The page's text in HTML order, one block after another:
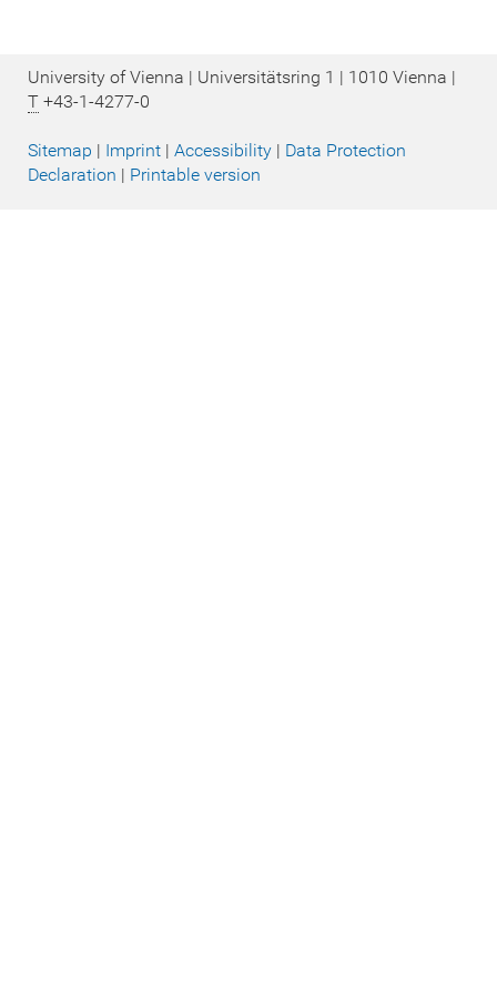
University of Vienna | Universitätsring 1 | 1010 Vienna |
T +43-1-4277-0
Sitemap | Imprint | Accessibility | Data Protection
Declaration | Printable version